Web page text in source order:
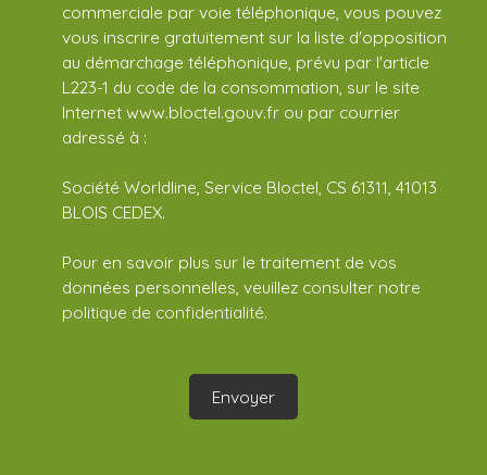
commerciale par voie téléphonique, vous pouvez
vous inscrire gratuitement sur la liste d'opposition
au démarchage téléphonique, prévu par l'article
L223-1 du code de la consommation, sur le site
Internet www.bloctel.gouv.fr ou par courrier
adressé à :
Société Worldline, Service Bloctel, CS 61311, 41013
BLOIS CEDEX.
Pour en savoir plus sur le traitement de vos
données personnelles, veuillez consulter notre
politique de confidentialité.
Envoyer